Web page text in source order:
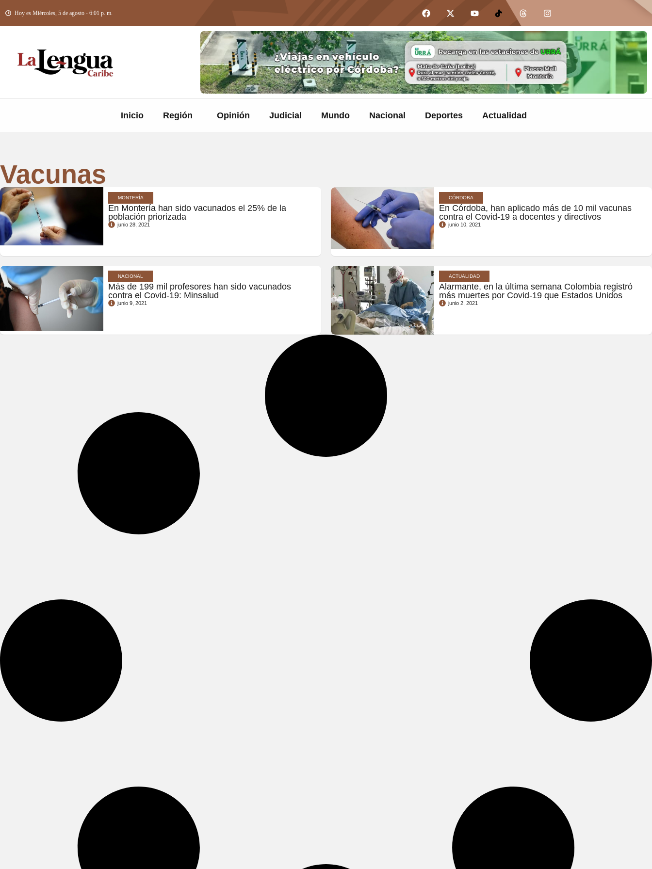
Hoy es Miércoles, 5 de agosto - 6:01 p. m.
Inicio Región Opinión Judicial Mundo Nacional Deportes Actualidad
Vacunas
MONTERÍA
En Montería han sido vacunados el 25% de la
población priorizada
junio 28, 2021
CÓRDOBA
En Córdoba, han aplicado más de 10 mil vacunas
contra el Covid-19 a docentes y directivos
junio 10, 2021
NACIONAL
Más de 199 mil profesores han sido vacunados
contra el Covid-19: Minsalud
junio 9, 2021
ACTUALIDAD
Alarmante, en la última semana Colombia registró
más muertes por Covid-19 que Estados Unidos
junio 2, 2021